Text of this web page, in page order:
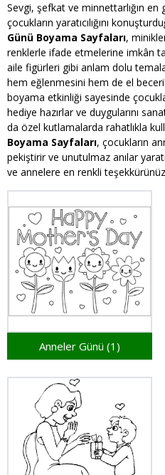
Sevgi, şefkat ve minnettarlığın
çocukların yaratıcılığını
Günü Boyama Sayfaları,
renklerle ifade etmelerine imkân
aile figürleri gibi anlam dolu
hem eğlenmesini hem de el
boyama etkinliği sayesinde
hediye hazırlar ve duygularını
da özel kutlamalarda rahatlıkla
Boyama Sayfaları, çocukların
pekiştirir ve unutulmaz anılar
ve annelere en renkli
Anneler Günü (1)